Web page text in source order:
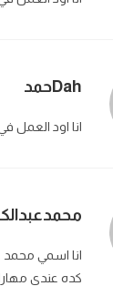
Dahحمد
انا اود العمل
انا اسمي محمد
كده عندي